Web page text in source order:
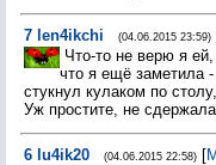
7 len4ikchi (04.06.2015 23:59)
Что-то не верю я
что я ещё заметила
стукнул кулаком по
Уж простите, не
6 lu4ik20 (04.06.2015 22:58) [